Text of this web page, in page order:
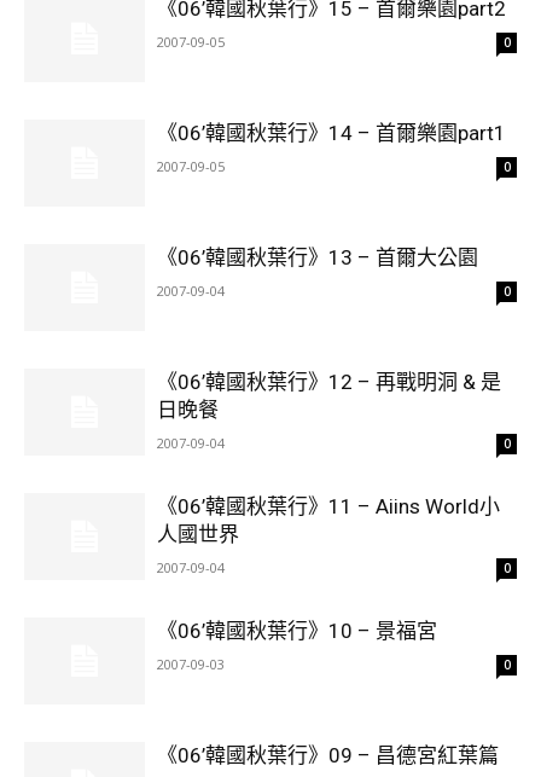
《06’韓國秋葉行》15 – 首爾樂園part2
2007-09-05 0
《06’韓國秋葉行》14 – 首爾樂園part1
2007-09-05 0
《06’韓國秋葉行》13 – 首爾大公園
2007-09-04 0
《06’韓國秋葉行》12 – 再戰明洞 & 是
日晚餐
2007-09-04 0
《06’韓國秋葉行》11 – Aiins World小
人國世界
2007-09-04 0
《06’韓國秋葉行》10 – 景福宮
2007-09-03 0
《06’韓國秋葉行》09 – 昌德宮紅葉篇